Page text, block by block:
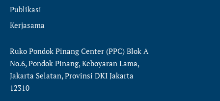
Publikasi
Kerjasama
Ruko Pondok Pinang Center (PPC) Blok A
No.6, Pondok Pinang, Keboyaran Lama,
Jakarta Selatan, Provinsi DKI Jakarta
12310